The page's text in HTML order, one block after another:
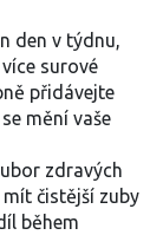
den v týdnu,
surové
přidávejte
mění vaše
zdravých
čistější zuby
během